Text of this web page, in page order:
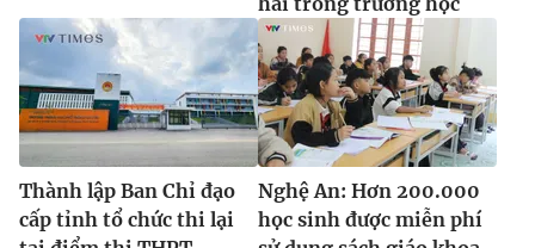
Thành lập Ban Chỉ đạo
cấp tỉnh tổ chức thi lại
Nghệ An: Hơn 200.000
học sinh được miễn phí